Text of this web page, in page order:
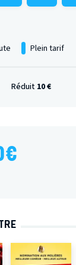
Plein tarif
Réduit 10 €
€